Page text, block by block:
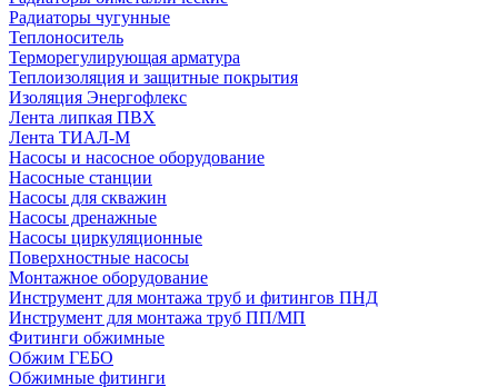
Радиаторы чугунные
Теплоноситель
Терморегулирующая арматура
Теплоизоляция и защитные покрытия
Изоляция Энергофлекс
Лента липкая ПВХ
Лента ТИАЛ-М
Насосы и насосное оборудование
Насосные станции
Насосы для скважин
Насосы дренажные
Насосы циркуляционные
Поверхностные насосы
Монтажное оборудование
Инструмент для монтажа труб и фитингов ПНД
Инструмент для монтажа труб ПП/МП
Фитинги обжимные
Обжим ГЕБО
Обжимные фитинги